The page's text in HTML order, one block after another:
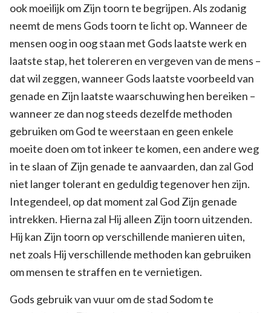
ook moeilijk om Zijn toorn te begrijpen. Als zodanig
neemt de mens Gods toorn te licht op. Wanneer de
mensen oog in oog staan met Gods laatste werk en
laatste stap, het tolereren en vergeven van de mens –
dat wil zeggen, wanneer Gods laatste voorbeeld van
genade en Zijn laatste waarschuwing hen bereiken –
wanneer ze dan nog steeds dezelfde methoden
gebruiken om God te weerstaan en geen enkele
moeite doen om tot inkeer te komen, een andere weg
in te slaan of Zijn genade te aanvaarden, dan zal God
niet langer tolerant en geduldig tegenover hen zijn.
Integendeel, op dat moment zal God Zijn genade
intrekken. Hierna zal Hij alleen Zijn toorn uitzenden.
Hij kan Zijn toorn op verschillende manieren uiten,
net zoals Hij verschillende methoden kan gebruiken
om mensen te straffen en te vernietigen.
Gods gebruik van vuur om de stad Sodom te